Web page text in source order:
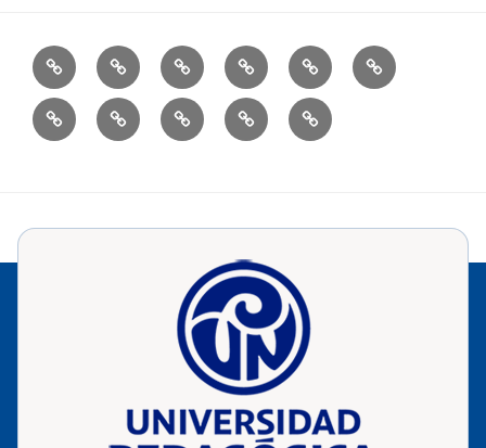
Inicio CIARP Actas Formatos
Procedimientos
NormatividadCronogramasProtocolosPreguntas
frecuentes